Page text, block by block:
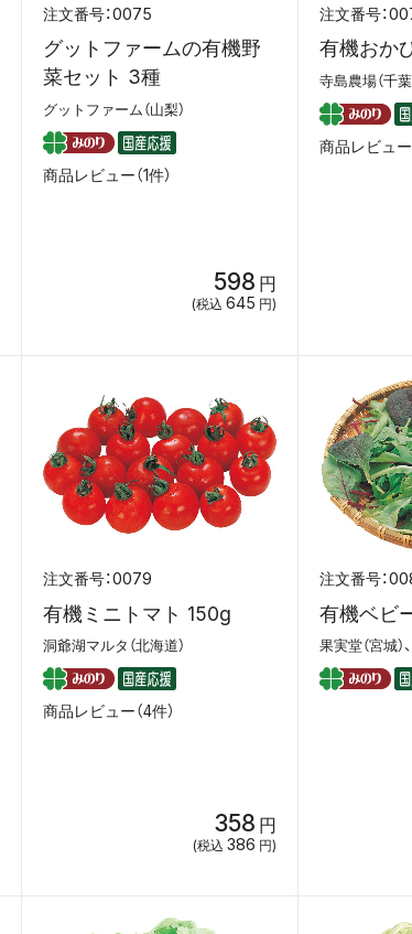
0075
グットファームの有機野
菜セット 3種
グットファーム（山梨）
商品レビュー（1件）
598 円
(税込 645 円)
有機おか
寺島農場（千葉
商品レビュー
0079
有機ミニトマト 150g
洞爺湖マルタ（北海道）
商品レビュー（4件）
358 円
(税込 386 円)
有機ベビ
果実堂（宮城）